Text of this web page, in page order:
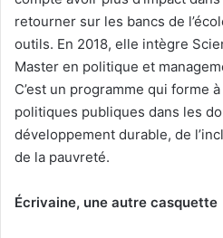
retourner sur les bancs de
outils. En 2018, elle intègre
Master en politique et
C’est un programme qui forme
politiques publiques dans les
développement durable, de
de la pauvreté.
Écrivaine, une autre casquette